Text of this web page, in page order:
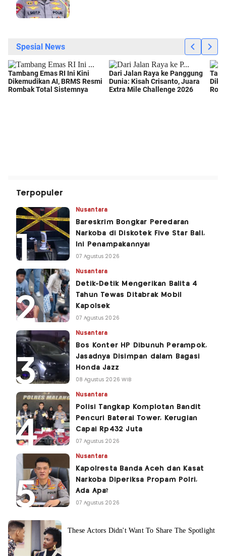
Terpopuler
Nusantara
Bareskrim Bongkar Peredaran
Narkoba di Diskotek Five Star Bali,
Ini Penampakannya!
07 Agustus 2026
Nusantara
Detik-Detik Mengerikan Balita 4
Tahun Tewas Ditabrak Mobil
Kapolsek
07 Agustus 2026
Nusantara
Bos Konter HP Dibunuh Perampok,
Jasadnya Disimpan dalam Bagasi
Honda Jazz
08 Agustus 2026 WIB
Nusantara
Polisi Tangkap Komplotan Bandit
Pencuri Baterai Tower, Kerugian
Capai Rp432 Juta
07 Agustus 2026
Nusantara
Kapolresta Banda Aceh dan Kasat
Narkoba Diperiksa Propam Polri,
Ada Apa?
07 Agustus 2026